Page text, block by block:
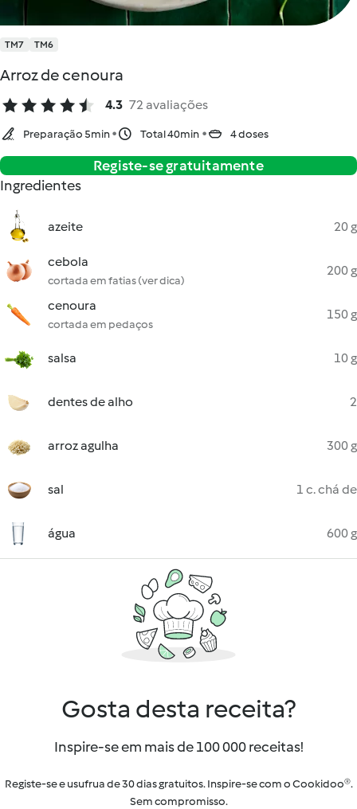
TM7 TM6
Arroz de cenoura
4.3 72 avaliações
Preparação 5min Total 40min 4 doses
Registe-se gratuitamente
Ingredientes
azeite 20 g
cebola
cortada em fatias (ver dica)
200 g
cenoura
cortada em pedaços
150 g
salsa 10 g
dentes de alho 2
arroz agulha 300 g
sal 1 c. chá de
água 600 g
Gosta desta receita?
Inspire-se em mais de 100 000 receitas!
Registe-se e usufrua de 30 dias gratuitos. Inspire-se com o Cookidoo®.
Sem compromisso.